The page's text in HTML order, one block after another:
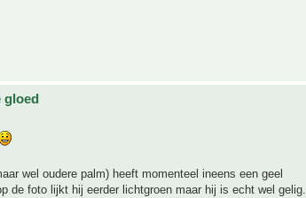
gloed
wel oudere palm) heeft momenteel ineens een geel
de foto lijkt hij eerder lichtgroen maar hij is echt wel gelig.